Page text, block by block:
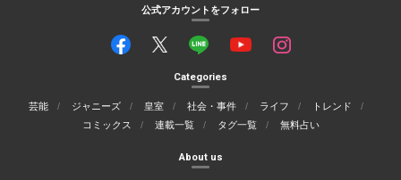
公式アカウントをフォロー
Categories
芸能 ジャニーズ 皇室 社会・事件 ライフ
トレンド
コミックス
連載一覧 タグ一覧 無料占い
About us